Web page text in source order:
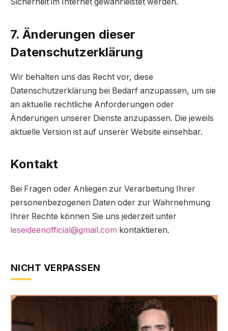
Sicherheit im Internet gewährleistet werden.
7. Änderungen dieser
Datenschutzerklärung
Wir behalten uns das Recht vor, diese
Datenschutzerklärung bei Bedarf anzupassen, um sie
an aktuelle rechtliche Anforderungen oder
Änderungen unserer Dienste anzupassen. Die jeweils
aktuelle Version ist auf unserer Website einsehbar.
Kontakt
Bei Fragen oder Anliegen zur Verarbeitung Ihrer
personenbezogenen Daten oder zur Wahrnehmung
Ihrer Rechte können Sie uns jederzeit unter
leseideenofficial@gmail.com kontaktieren.
NICHT VERPASSEN